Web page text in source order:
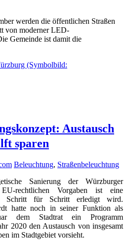
werden die öffentlichen Straßen
von moderner LED-
Gemeinde ist damit die
Austausch
sparen
Beleuchtung, Straßenbeleuchtung
Sanierung der Würzburger
EU-rechtlichen Vorgaben ist eine
Schritt für Schritt erledigt wird.
hatte noch in seiner Funktion als
dem Stadtrat ein Programm
2020 den Austausch von insgesamt
im Stadtgebiet vorsieht.